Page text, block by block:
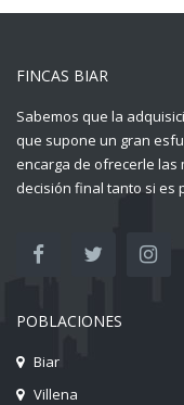
FINCAS BIAR
Sabemos que la
que supone un gran
encarga de ofrecerle
decisión final tanto si es
POBLACIONES
Biar
Villena